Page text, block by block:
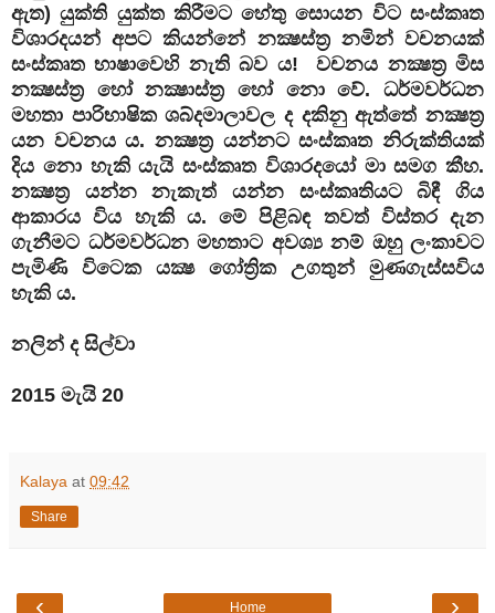
ඇත) යුක්ති යුක්ත කිරීමට හේතු සොයන විට සංස්කෘත
විශාරදයන් අපට කියන්නේ නක්‍ෂස්ත්‍ර නමින් වචනයක්
සංස්කෘත භාෂාවෙහි නැති බව ය! වචනය නක්‍ෂත්‍ර මිස
නක්‍ෂස්ත්‍ර හෝ නක්‍ෂාස්ත්‍ර හෝ නො වේ. ධර්මවර්ධන
මහතා පාරිභාෂික ශබ්දමාලාවල ද දකිනු ඇත්තේ නක්‍ෂත්‍ර
යන වචනය ය. නක්‍ෂත්‍ර යන්නට සංස්කෘත නිරුක්තියක්
දිය නො හැකි යැයි සංස්කෘත විශාරදයෝ මා සමග කීහ.
නක්‍ෂත්‍ර යන්න නැකැත් යන්න සංස්කෘතියට බිඳී ගිය
ආකාරය විය හැකි ය. මේ පිළිබඳ තවත් විස්තර දැන
ගැනීමට ධර්මවර්ධන මහතාට අවශ්‍ය නම් ඔහු ලංකාවට
පැමිණි විටෙක යක්‍ෂ ගෝත්‍රික උගතුන් මුණගැස්සවිය
හැකි ය.
නලින් ද සිල්වා
2015 මැයි 20
Kalaya at 09:42
Share
‹ ›
Home